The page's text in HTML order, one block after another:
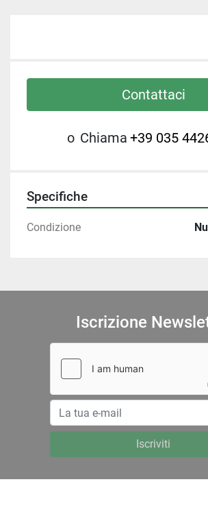
Contattaci
o Chiama +39 035
Specifiche
Condizione
Iscrizione
Iscriviti